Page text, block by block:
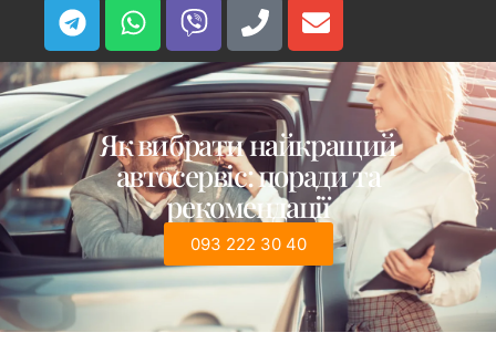
Як вибрати найкращий
автосервіс: поради та
рекомендації
093 222 30 40